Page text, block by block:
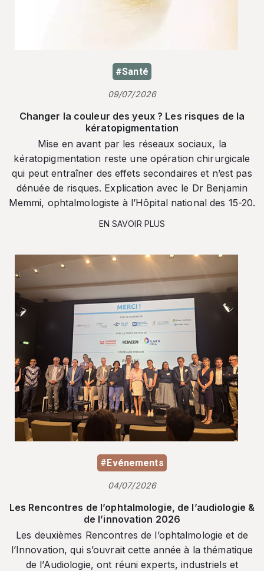
#Santé
09/07/2026
Changer la couleur des yeux ? Les risques de la
kératopigmentation
Mise en avant par les réseaux sociaux, la
kératopigmentation reste une opération chirurgicale
qui peut entraîner des effets secondaires et n’est pas
dénuée de risques. Explication avec le Dr Benjamin
Memmi, ophtalmologiste à l’Hôpital national des 15-20.
EN SAVOIR PLUS
#Evénements
04/07/2026
Les Rencontres de l’ophtalmologie, de l’audiologie &
de l’innovation 2026
Les deuxièmes Rencontres de l’ophtalmologie et de
l’Innovation, qui s’ouvrait cette année à la thématique
de l’Audiologie, ont réuni experts, industriels et